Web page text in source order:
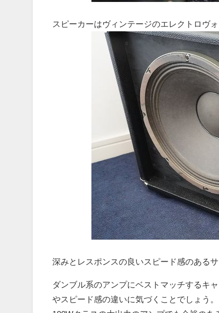
スピーカーはヴィンテージのエレクトロヴ
深みとレスポンスの良いスピード感のある
ダンブル系のアンプにベストマッチするキ
やスピード感の違いに気づくことでしょう。